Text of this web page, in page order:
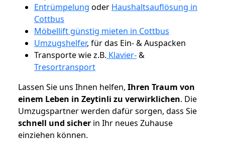
Entrümpelung oder Haushaltsauflösung in
Cottbus
Möbellift günstig mieten in Cottbus
Umzugshelfer, für das Ein- & Auspacken
Transporte wie z.B. Klavier-&
Tresortransport
Lassen Sie uns Ihnen helfen, Ihren Traum von
einem Leben in Zeytinli zu verwirklichen. Die
Umzugspartner werden dafür sorgen, dass Sie
schnell und sicher in Ihr neues Zuhause
einziehen können.